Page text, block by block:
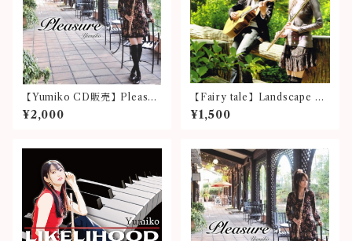
【Yumiko CD販売】Pleasur
e
¥2,000
【Fairy tale】Landscape C
D販売
¥1,500